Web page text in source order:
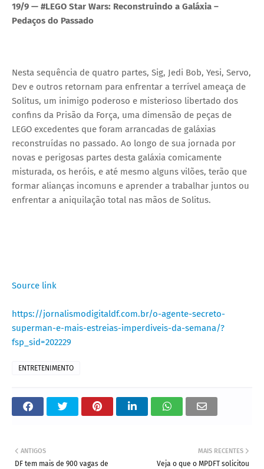
19/9 — #LEGO Star Wars: Reconstruindo a Galáxia –
Pedaços do Passado
Nesta sequência de quatro partes, Sig, Jedi Bob, Yesi, Servo,
Dev e outros retornam para enfrentar a terrível ameaça de
Solitus, um inimigo poderoso e misterioso libertado dos
confins da Prisão da Força, uma dimensão de peças de
LEGO excedentes que foram arrancadas de galáxias
reconstruídas no passado. Ao longo de sua jornada por
novas e perigosas partes desta galáxia comicamente
misturada, os heróis, e até mesmo alguns vilões, terão que
formar alianças incomuns e aprender a trabalhar juntos ou
enfrentar a aniquilação total nas mãos de Solitus.
Source link
https://jornalismodigitaldf.com.br/o-agente-secreto-
superman-e-mais-estreias-imperdiveis-da-semana/?
fsp_sid=202229
ENTRETENIMENTO
MAIS RECENTES
Veja o que o MPDFT solicitou
ANTIGOS
DF tem mais de 900 vagas de